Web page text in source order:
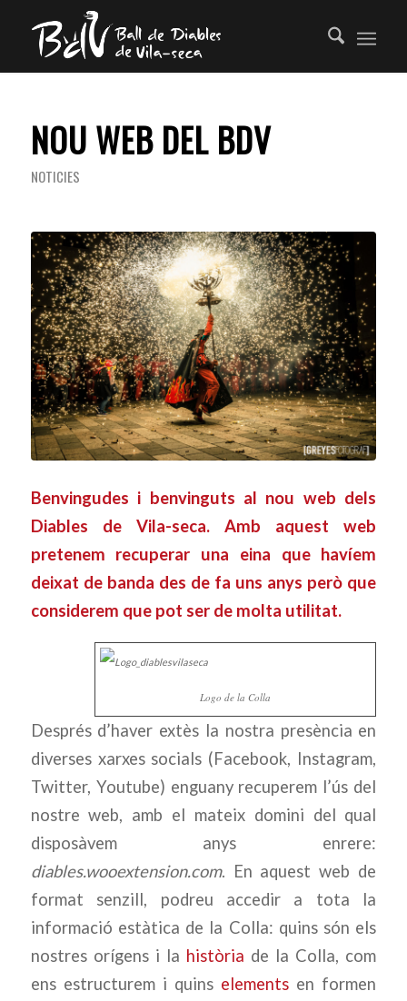
NOU WEB DEL BDV
NOTICIES
Benvingudes i benvinguts al nou web dels
Diables de Vila-seca. Amb aquest web
pretenem recuperar una eina que havíem
deixat de banda des de fa uns anys però que
considerem que pot ser de molta utilitat.
Logo de la Colla
Després d’haver extès la nostra presència en
diverses xarxes socials (Facebook, Instagram,
Twitter, Youtube) enguany recuperem l’ús del
nostre web, amb el mateix domini del qual
disposàvem anys enrere:
diables.wooextension.com. En aquest web de
format senzill, podreu accedir a tota la
informació estàtica de la Colla: quins són els
nostres orígens i la història de la Colla, com
ens estructurem i quins elements en formen